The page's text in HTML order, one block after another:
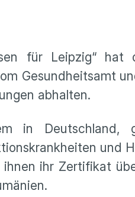
für Leipzig“ hat
Gesundheitsamt
abhalten.
in Deutschland,
und
ihr Zertifikat